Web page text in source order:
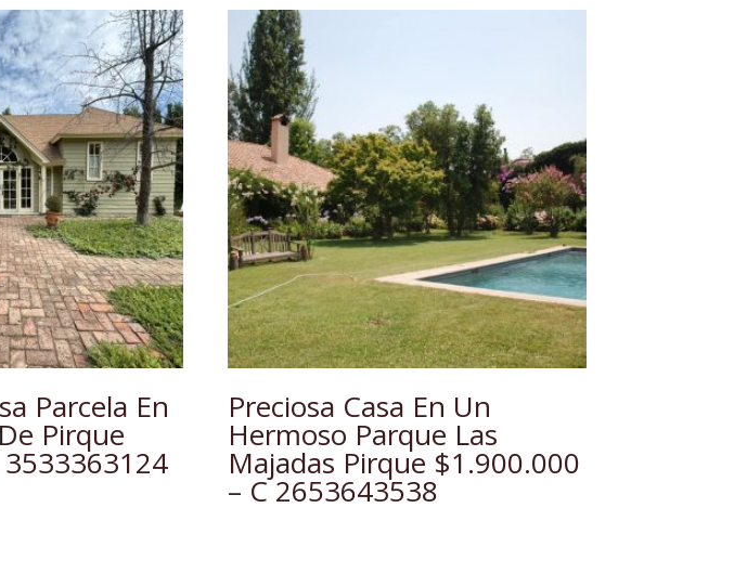
Parcela En
Pirque
Preciosa Casa En Un
Hermoso Parque Las
Majadas Pirque $1.900.000
– C 2653643538